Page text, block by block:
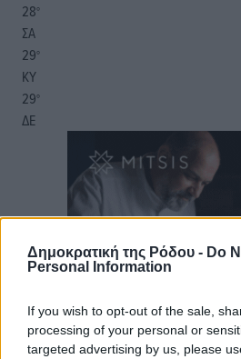
Δημοκρατική της Ρόδου - Do
Personal Information
If you wish to opt-out of the sale,
processing of your personal or
targeted advertising by us, please
28°
ΣΑ
29°
ΚΥ
29°
ΔΕ